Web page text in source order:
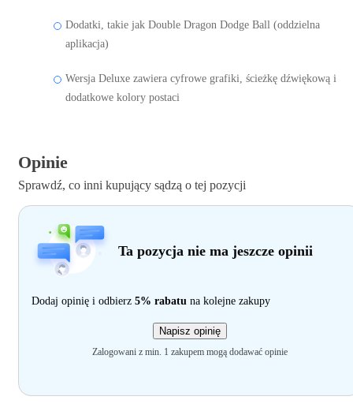
Dodatki, takie jak Double Dragon Dodge Ball (oddzielna
aplikacja)
Wersja Deluxe zawiera cyfrowe grafiki, ścieżkę dźwiękową i
dodatkowe kolory postaci
Opinie
Sprawdź, co inni kupujący sądzą o tej pozycji
Ta pozycja nie ma jeszcze opinii
Dodaj opinię i odbierz 5% rabatu na kolejne zakupy
Napisz opinię
Zalogowani z min. 1 zakupem mogą dodawać opinie